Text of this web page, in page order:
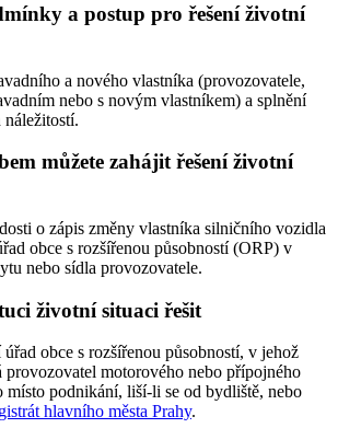
a postup pro řešení životní
a nového vlastníka (provozovatele,
nebo s novým vlastníkem) a splnění
náležitostí.
můžete zahájit řešení životní
o zápis změny vlastníka silničního vozidla
obce s rozšířenou působností (ORP) v
nebo sídla provozovatele.
životní situaci řešit
obce s rozšířenou působností, v jehož
provozovatel motorového nebo přípojného
místo podnikání, liší-li se od bydliště, nebo
hlavního města Prahy.